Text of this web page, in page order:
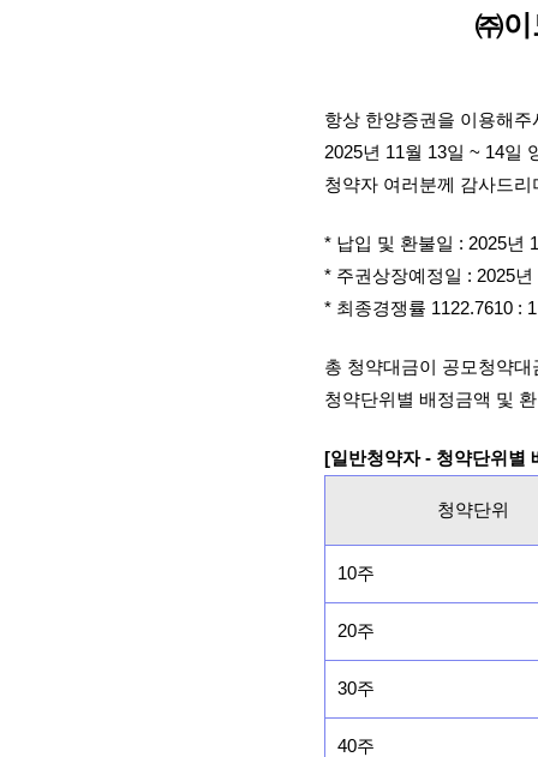
㈜
항상 한양증권을 이용해
2025년 11월 13일 ~ 14일
청약자 여러분께 감사드
* 납입 및 환불일 : 2025년
* 주권상장예정일 : 2025
* 최종경쟁률 1122.7610 :
총 청약대금이 공모청약
청약단위별 배정금액 및
[일반청약자 - 청약단위별
청약단위
10주
20주
30주
40주